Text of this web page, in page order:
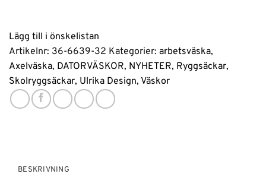
Lägg till i önskelistan
Artikelnr: 36-6639-32 Kategorier: arbetsväska,
Axelväska, DATORVÄSKOR, NYHETER, Ryggsäckar,
Skolryggsäckar, Ulrika Design, Väskor
BESKRIVNING